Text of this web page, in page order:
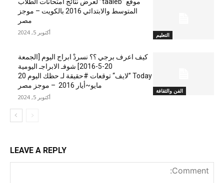
التعليم
المتوسط والابتدائي 2016 بالكويت – موجز
مصر
أكتوبر 5, 2024
الفن والثقافة
كيف اعرف برجي ؟؟ نسردْ ابراج اليوم [الجمعة
20-5-2016] شوفـ الابراجـ اليومية
Today ”لايف“ توقعات #حقيقة لـ حظك اليوم 20
مايو~أيار 2016 – موجز مصر
أكتوبر 5, 2024
LEAVE A REPLY